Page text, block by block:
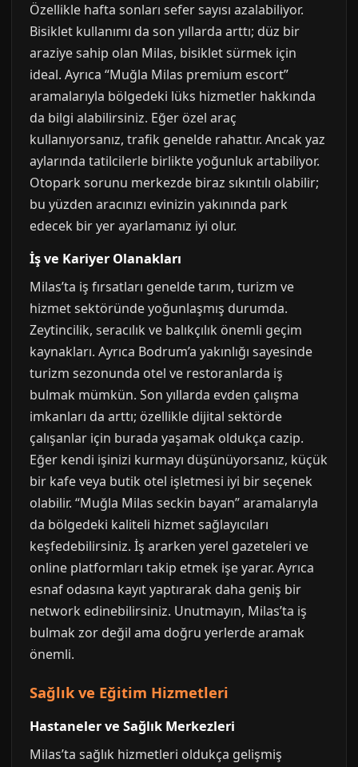
Özellikle hafta sonları sefer sayısı azalabiliyor.
Bisiklet kullanımı da son yıllarda arttı; düz bir
araziye sahip olan Milas, bisiklet sürmek için
ideal. Ayrıca “Muğla Milas premium escort”
aramalarıyla bölgedeki lüks hizmetler hakkında
da bilgi alabilirsiniz. Eğer özel araç
kullanıyorsanız, trafik genelde rahattır. Ancak yaz
aylarında tatilcilerle birlikte yoğunluk artabiliyor.
Otopark sorunu merkezde biraz sıkıntılı olabilir;
bu yüzden aracınızı evinizin yakınında park
edecek bir yer ayarlamanız iyi olur.
İş ve Kariyer Olanakları
Milas’ta iş fırsatları genelde tarım, turizm ve
hizmet sektöründe yoğunlaşmış durumda.
Zeytincilik, seracılık ve balıkçılık önemli geçim
kaynakları. Ayrıca Bodrum’a yakınlığı sayesinde
turizm sezonunda otel ve restoranlarda iş
bulmak mümkün. Son yıllarda evden çalışma
imkanları da arttı; özellikle dijital sektörde
çalışanlar için burada yaşamak oldukça cazip.
Eğer kendi işinizi kurmayı düşünüyorsanız, küçük
bir kafe veya butik otel işletmesi iyi bir seçenek
olabilir. “Muğla Milas seckin bayan” aramalarıyla
da bölgedeki kaliteli hizmet sağlayıcıları
keşfedebilirsiniz. İş ararken yerel gazeteleri ve
online platformları takip etmek işe yarar. Ayrıca
esnaf odasına kayıt yaptırarak daha geniş bir
network edinebilirsiniz. Unutmayın, Milas’ta iş
bulmak zor değil ama doğru yerlerde aramak
önemli.
Sağlık ve Eğitim Hizmetleri
Hastaneler ve Sağlık Merkezleri
Milas’ta sağlık hizmetleri oldukça gelişmiş